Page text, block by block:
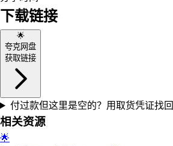
下载链接
🌟
夸克网盘
获取链接
付过款但这里是空的？用取货凭证找回
相关资源
🌟